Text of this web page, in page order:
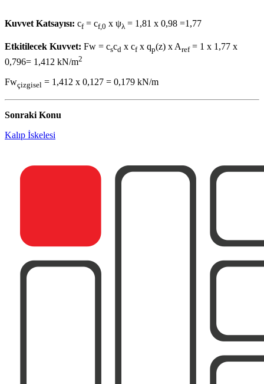
Kuvvet Katsayısı: cf= cf,0 x ψλ = 1,81 x 0,98 =1,77
Etkitilecek Kuvvet: Fw = cscd x cfx qp(z) x Aref= 1 x 1,77 x
0,796= 1,412 kN/m2
Fwçizgisel = 1,412 x 0,127 = 0,179 kN/m
Sonraki Konu
Kalıp İskelesi